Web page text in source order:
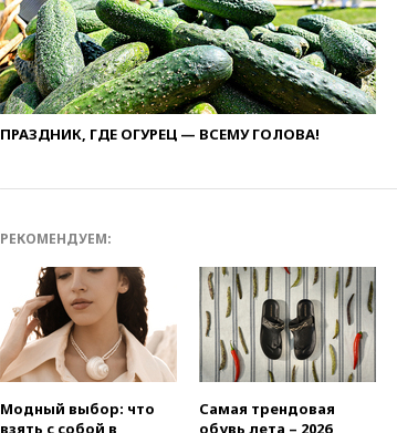
ПРАЗДНИК, ГДЕ ОГУРЕЦ — ВСЕМУ ГОЛОВА!
РЕКОМЕНДУЕМ:
Модный выбор: что
взять с собой в
Самая трендовая
обувь лета – 2026